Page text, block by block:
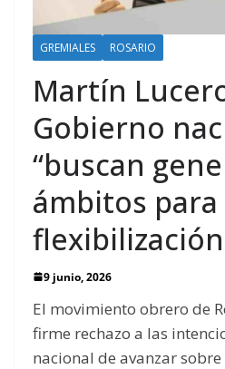
GREMIALES ROSARIO
Martín
Gobierno
“buscan
ámbitos para
9 junio, 2026
El movimiento obrero de
firme rechazo a las
nacional de avanzar